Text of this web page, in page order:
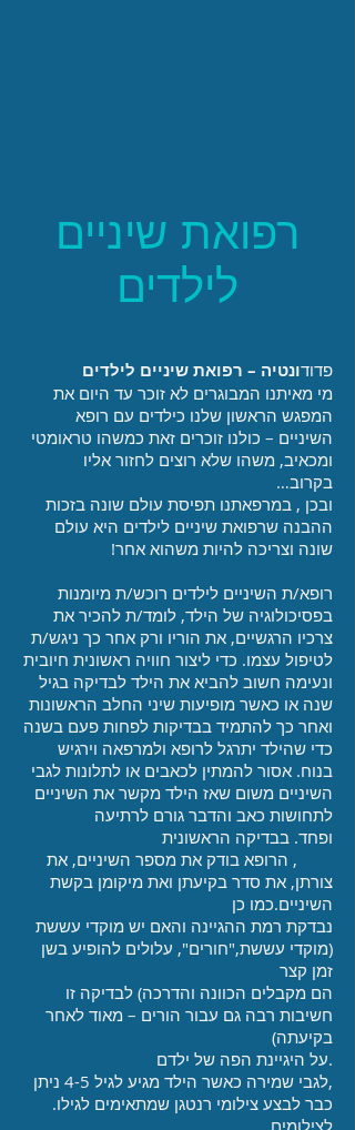
רפואת שיניים
לילדים
פדודונטיה – רפואת שיניים לילדים
מי מאיתנו המבוגרים לא זוכר עד היום את
המפגש הראשון שלנו כילדים עם רופא
השיניים – כולנו זוכרים זאת כמשהו טראומטי
ומכאיב, משהו שלא רוצים לחזור אליו
בקרוב…
ובכן , במרפאתנו תפיסת עולם שונה בזכות
ההבנה שרפואת שיניים לילדים היא עולם
שונה וצריכה להיות משהוא אחר!
רופא/ת השיניים לילדים רוכש/ת מיומנות
בפסיכולוגיה של הילד, לומד/ת להכיר את
צרכיו הרגשיים, את הוריו ורק אחר כך ניגש/ת
לטיפול עצמו. כדי ליצור חוויה ראשונית חיובית
ונעימה חשוב להביא את הילד לבדיקה בגיל
שנה או כאשר מופיעות שיני החלב הראשונות
ואחר כך להתמיד בבדיקות לפחות פעם בשנה
כדי שהילד יתרגל לרופא ולמרפאה וירגיש
בנוח. אסור להמתין לכאבים או לתלונות לגבי
השיניים משום שאז הילד מקשר את השיניים
לתחושות כאב והדבר גורם לרתיעה
ופחד. בבדיקה הראשונית
, הרופא בודק את מספר השיניים, את
צורתן, את סדר בקיעתן ואת מיקומן בקשת
השיניים.כמו כן
נבדקת רמת ההגיינה והאם יש מוקדי עששת
(מוקדי עששת,"חורים", עלולים להופיע בשן
זמן קצר
הם מקבלים הכוונה והדרכה) לבדיקה זו
חשיבות רבה גם עבור הורים – מאוד לאחר
בקיעתה)
.על היגיינת הפה של ילדם
,לגבי שמירה כאשר הילד מגיע לגיל 4-5 ניתן
כבר לבצע צילומי רנטגן שמתאימים לגילו.
לצילומים